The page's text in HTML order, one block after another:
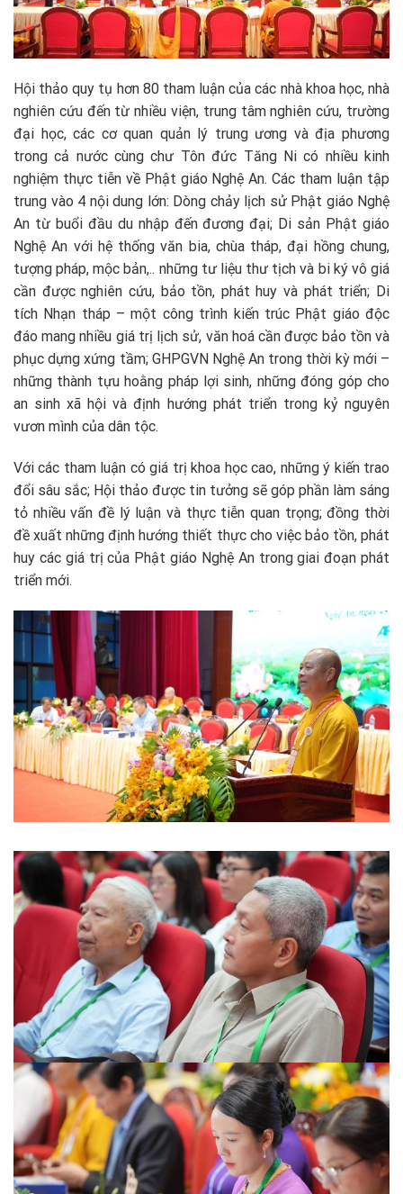
Hội thảo quy tụ hơn 80 tham luận của các nhà khoa học, nhà
nghiên cứu đến từ nhiều viện, trung tâm nghiên cứu, trường
đại học, các cơ quan quản lý trung ương và địa phương
trong cả nước cùng chư Tôn đức Tăng Ni có nhiều kinh
nghiệm thực tiễn về Phật giáo Nghệ An. Các tham luận tập
trung vào 4 nội dung lớn: Dòng chảy lịch sử Phật giáo Nghệ
An từ buổi đầu du nhập đến đương đại; Di sản Phật giáo
Nghệ An với hệ thống văn bia, chùa tháp, đại hồng chung,
tượng pháp, mộc bản,.. những tư liệu thư tịch và bi ký vô giá
cần được nghiên cứu, bảo tồn, phát huy và phát triển; Di
tích Nhạn tháp – một công trình kiến trúc Phật giáo độc
đáo mang nhiều giá trị lịch sử, văn hoá cần được bảo tồn và
phục dựng xứng tầm; GHPGVN Nghệ An trong thời kỳ mới –
những thành tựu hoằng pháp lợi sinh, những đóng góp cho
an sinh xã hội và định hướng phát triển trong kỷ nguyên
vươn mình của dân tộc.
Với các tham luận có giá trị khoa học cao, những ý kiến trao
đổi sâu sắc; Hội thảo được tin tưởng sẽ góp phần làm sáng
tỏ nhiều vấn đề lý luận và thực tiễn quan trọng; đồng thời
đề xuất những định hướng thiết thực cho việc bảo tồn, phát
huy các giá trị của Phật giáo Nghệ An trong giai đoạn phát
triển mới.